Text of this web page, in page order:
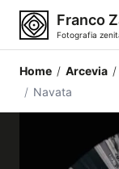
Franco
Fotografia
Home / Arcevia /
/ Navata